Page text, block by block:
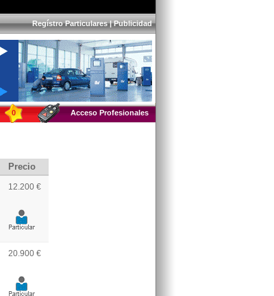
Regístro Particulares|Publicidad
0 Acceso Profesionales
Precio
12.200 €
20.900 €